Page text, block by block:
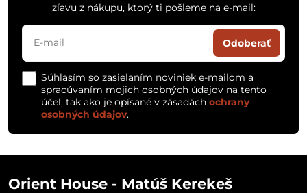
zľavu z nákupu, ktorý ti pošleme na e-mail:
Odoberať
Súhlasím so zasielaním noviniek e-mailom a
spracúvaním mojich osobných údajov na tento
účel, tak ako je opísané v zásadách ochrany
osobných údajov.
Orient House - Matúš Kerekeš